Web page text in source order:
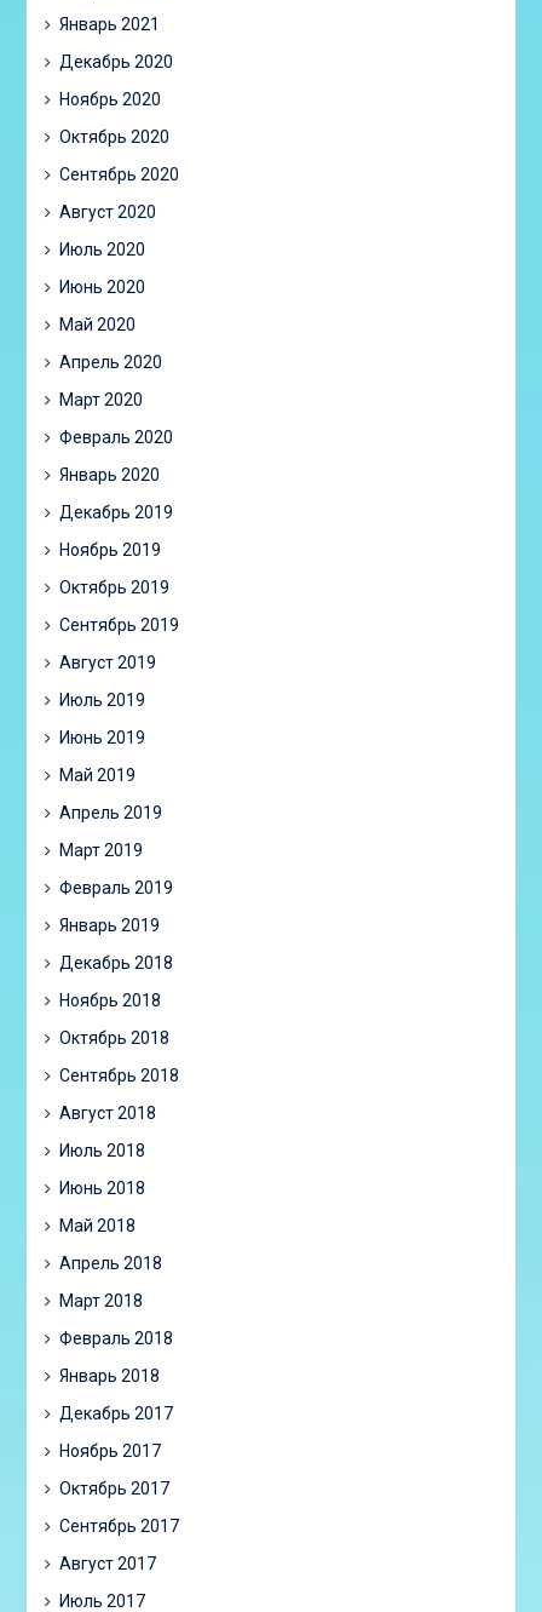
Январь 2021
Декабрь 2020
Ноябрь 2020
Октябрь 2020
Сентябрь 2020
Август 2020
Июль 2020
Июнь 2020
Май 2020
Апрель 2020
Март 2020
Февраль 2020
Январь 2020
Декабрь 2019
Ноябрь 2019
Октябрь 2019
Сентябрь 2019
Август 2019
Июль 2019
Июнь 2019
Май 2019
Апрель 2019
Март 2019
Февраль 2019
Январь 2019
Декабрь 2018
Ноябрь 2018
Октябрь 2018
Сентябрь 2018
Август 2018
Июль 2018
Июнь 2018
Май 2018
Апрель 2018
Март 2018
Февраль 2018
Январь 2018
Декабрь 2017
Ноябрь 2017
Октябрь 2017
Сентябрь 2017
Август 2017
Июль 2017